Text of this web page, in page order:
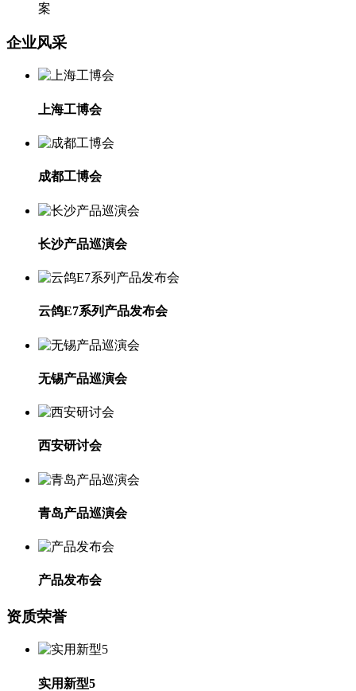
案
企业风采
上海工博会
成都工博会
长沙产品巡演会
云鸽E7系列产品发布会
无锡产品巡演会
西安研讨会
青岛产品巡演会
产品发布会
资质荣誉
实用新型5